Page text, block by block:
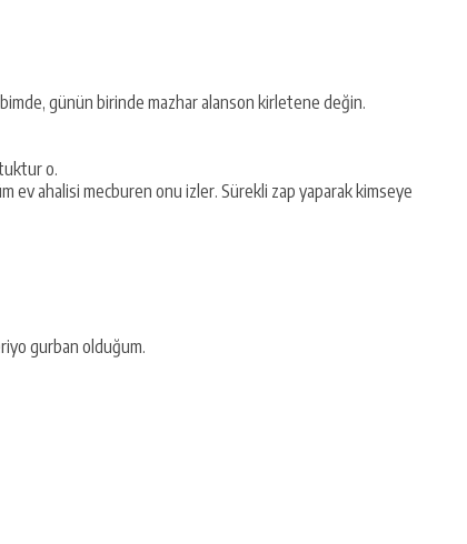
günün birinde mazhar alanson kirletene değin.
o.
ev ahalisi mecburen onu izler. Sürekli zap yaparak kimseye
gurban olduğum.